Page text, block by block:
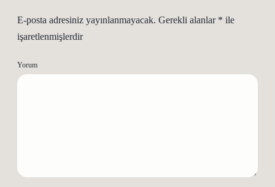
E-posta adresiniz yayınlanmayacak. Gerekli alanlar * ile
işaretlenmişlerdir
Yorum